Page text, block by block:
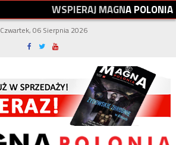
WSPIERAJMAGNAPOLONIA
Czwartek, 06 Sierpnia 2026